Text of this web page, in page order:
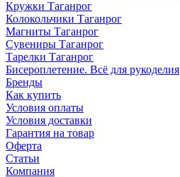
Кружки Таганрог
Колокольчики Таганрог
Магниты Таганрог
Сувениры Таганрог
Тарелки Таганрог
Бисероплетение. Всё для рукоделия
Бренды
Как купить
Условия оплаты
Условия доставки
Гарантия на товар
Оферта
Статьи
Компания